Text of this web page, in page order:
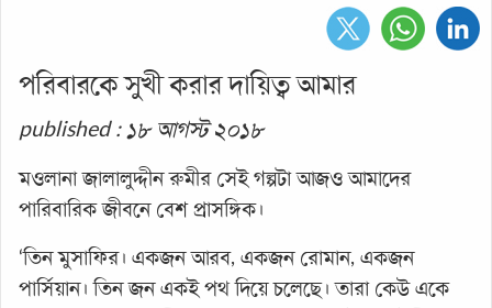
পরিবারকে সুখী করার দায়িত্ব আমার
published : ১৮ আগস্ট ২০১৮
মওলানা জালালুদ্দীন রুমীর সেই গল্পটা আজও আমাদের
পারিবারিক জীবনে বেশ প্রাসঙ্গিক।
‘তিন মুসাফির। একজন আরব, একজন রোমান, একজন
পার্সিয়ান। তিন জন একই পথ দিয়ে চলেছে। তারা কেউ একে